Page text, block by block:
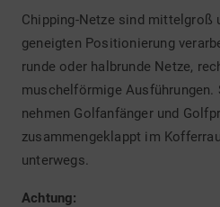
Chipping-Netze sind mittelgroß
geneigten Positionierung
runde oder halbrunde Netze,
muschelförmige Ausführungen.
nehmen Golfanfänger und
zusammengeklappt im
unterwegs.
Achtung: